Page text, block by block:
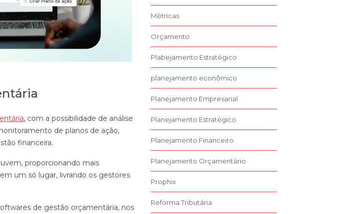
, com a possibilidade de análise
de planos de ação,
financeira.
proporcionando mais
um só lugar, livrando os gestores
de gestão orçamentária, nos
Métricas
Orçamento
Plabejamento Estratégico
planejamento econômico
Planejamento Empresarial
Planejamento Estratégico
Planejamento Financeiro
Planejamento Orçamentário
Prophix
Reforma Tributária